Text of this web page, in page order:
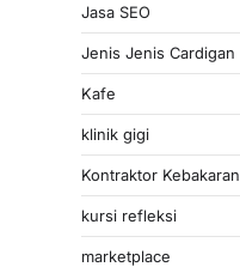
Jasa SEO
Jenis Jenis Cardigan
Kafe
klinik gigi
Kontraktor Kebakaran
kursi refleksi
marketplace